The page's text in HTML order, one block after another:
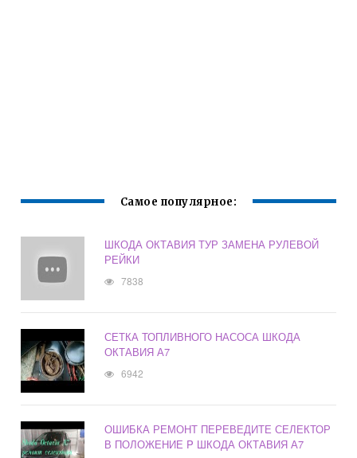
Самое популярное:
ШКОДА ОКТАВИЯ ТУР ЗАМЕНА РУЛЕВОЙ
РЕЙКИ
7838
СЕТКА ТОПЛИВНОГО НАСОСА ШКОДА
ОКТАВИЯ А7
6942
ОШИБКА РЕМОНТ ПЕРЕВЕДИТЕ СЕЛЕКТОР
В ПОЛОЖЕНИЕ P ШКОДА ОКТАВИЯ А7